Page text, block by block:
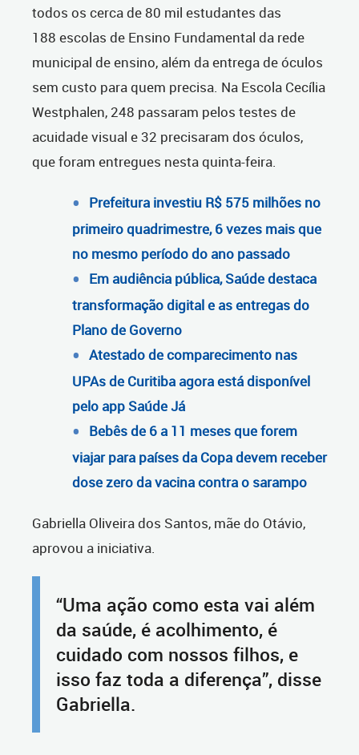
todos os cerca de 80 mil estudantes das
188 escolas de Ensino Fundamental da rede
municipal de ensino, além da entrega de óculos
sem custo para quem precisa. Na Escola Cecília
Westphalen, 248 passaram pelos testes de
acuidade visual e 32 precisaram dos óculos,
que foram entregues nesta quinta-feira.
Prefeitura investiu R$ 575 milhões no
primeiro quadrimestre, 6 vezes mais que
no mesmo período do ano passado
Em audiência pública, Saúde destaca
transformação digital e as entregas do
Plano de Governo
Atestado de comparecimento nas
UPAs de Curitiba agora está disponível
pelo app Saúde Já
Bebês de 6 a 11 meses que forem
viajar para países da Copa devem receber
dose zero da vacina contra o sarampo
Gabriella Oliveira dos Santos, mãe do Otávio,
aprovou a iniciativa.
“Uma ação como esta vai além
da saúde, é acolhimento, é
cuidado com nossos filhos, e
isso faz toda a diferença”, disse
Gabriella.